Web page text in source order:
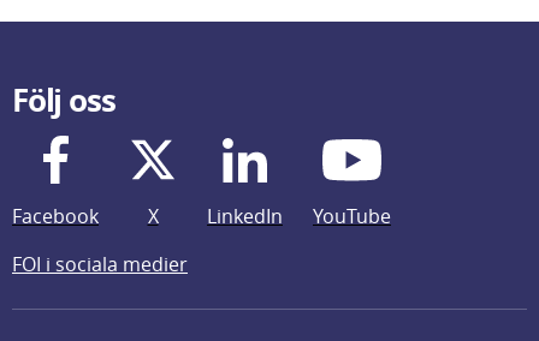
Följ oss
Facebook X LinkedIn
YouTube
FOI i sociala medier